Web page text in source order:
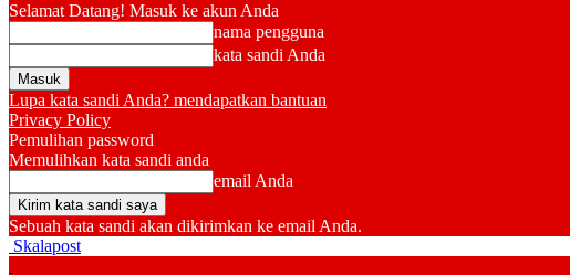
Selamat Datang! Masuk ke akun Anda
nama pengguna
kata sandi Anda
Lupa kata sandi Anda? mendapatkan bantuan
Privacy Policy
Pemulihan password
Memulihkan kata sandi anda
email Anda
Sebuah kata sandi akan dikirimkan ke email Anda.
Skalapost